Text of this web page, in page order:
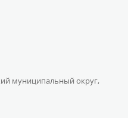
муниципальный округ,